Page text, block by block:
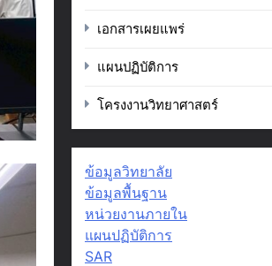
เอกสารเผยแพร่
แผนปฏิบัติการ
โครงงานวิทยาศาสตร์
ข้อมูลวิทยาลัย
ข้อมูลพื้นฐาน
หน่วยงานภายใน
แผนปฏิบัติการ
SAR